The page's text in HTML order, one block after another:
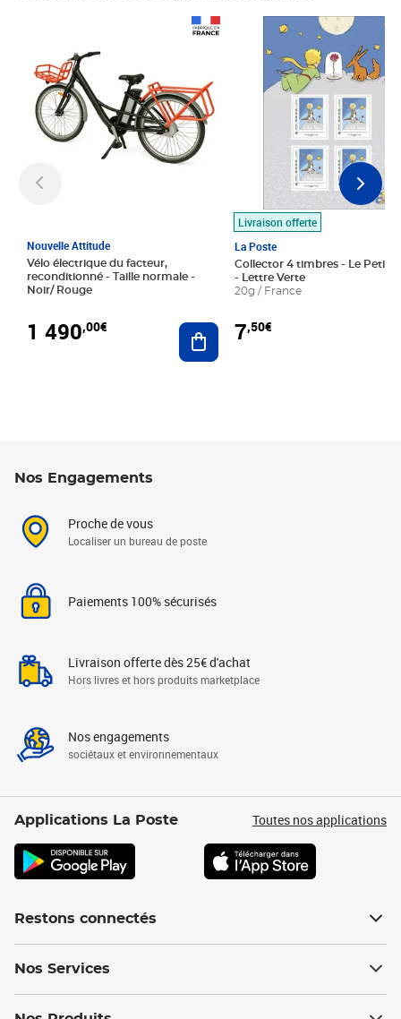
Nouvelle Attitude
Vélo électrique du facteur,
reconditionné - Taille normale -
Noir/ Rouge
1 490,00€ Ajouter au panier
Livraison offerte
La Poste
Collector 4 timbres - Le Petit
- Lettre Verte
20g / France
7,50€
Prix 7,50€
Nos Engagements
Proche de vous
Localiser un bureau de poste
Paiements 100% sécurisés
Livraison offerte dès 25€ d'achat
Hors livres et hors produits marketplace
Nos engagements
sociétaux et environnementaux
Applications La Poste Toutes nos applications
Restons connectés
Nos Services